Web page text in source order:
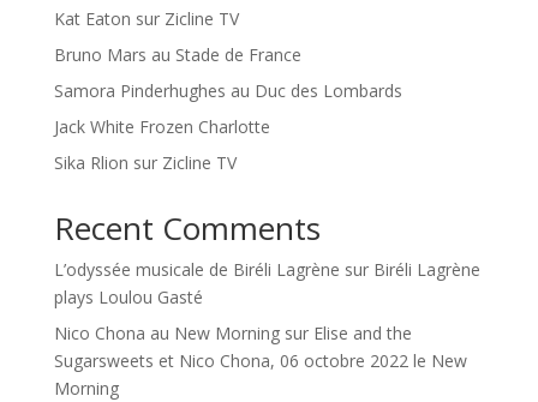
Kat Eaton sur Zicline TV
Bruno Mars au Stade de France
Samora Pinderhughes au Duc des Lombards
Jack White Frozen Charlotte
Sika Rlion sur Zicline TV
Recent Comments
L’odyssée musicale de Biréli Lagrène sur Biréli Lagrène
plays Loulou Gasté
Nico Chona au New Morningsur Elise and the
Sugarsweets et Nico Chona, 06 octobre 2022 le New
Morning